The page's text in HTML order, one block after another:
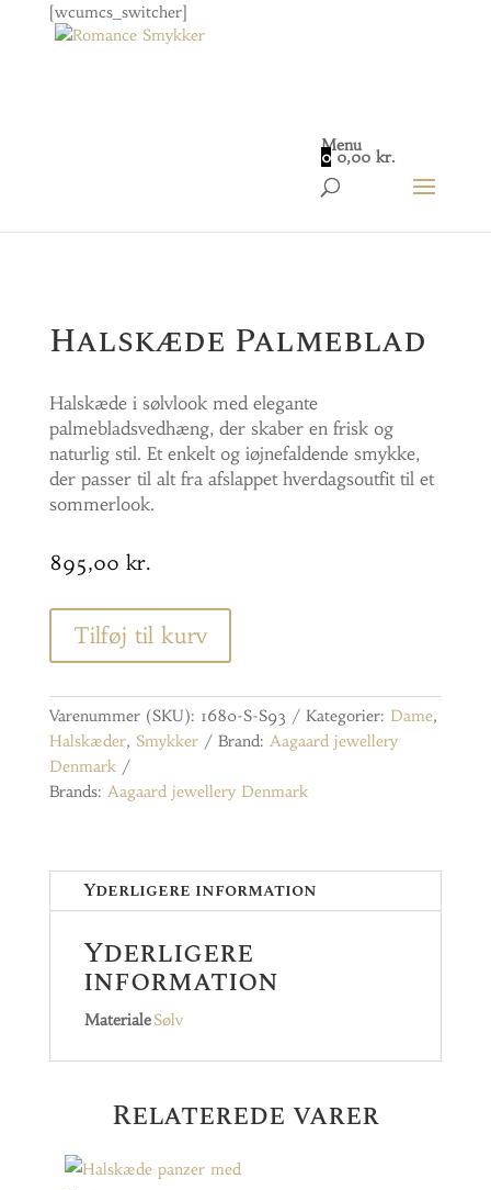
[wcumcs_switcher]
Menu
0 0,00kr.
/ Halskæde Palmeblad
Halskæde Palmeblad
Halskæde i sølvlook med elegante
palmebladsvedhæng, der skaber en frisk og
naturlig stil. Et enkelt og iøjnefaldende smykke,
der passer til alt fra afslappet hverdagsoutfit til et
sommerlook.
895,00 kr.
Tilføj til kurv
Varenummer (SKU): 1680-S-S93 Kategorier: Dame,
Halskæder, Smykker Brand: Aagaard jewellery
Denmark
Brands: Aagaard jewellery Denmark
Yderligere information
Yderligere
information
MaterialeSølv
Relaterede varer